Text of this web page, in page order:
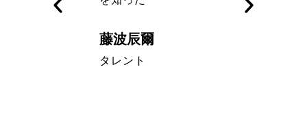
藤波辰爾
タレント